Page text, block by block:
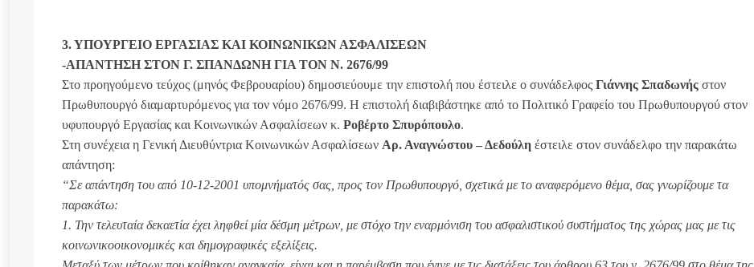
3. ΥΠΟΥΡΓΕΙΟ ΕΡΓΑΣΙΑΣ ΚΑΙ ΚΟΙΝΩΝΙΚΩΝ ΑΣΦΑΛΙΣΕΩΝ
-ΑΠΑΝΤΗΣΗ ΣΤΟΝ Γ. ΣΠΑΝΔΩΝΗ ΓΙΑ ΤΟΝ Ν. 2676/99
Στο προηγούμενο τεύχος (μηνός Φεβρουαρίου) δημοσιεύουμε την επιστολή που έστειλε ο συνάδελφος Γιάννης Σπαδωνής στον
Πρωθυπουργό διαμαρτυρόμενος για τον νόμο 2676/99. Η επιστολή διαβιβάστηκε από το Πολιτικό Γραφείο του Πρωθυπουργού στον
υφυπουργό Εργασίας και Κοινωνικών Ασφαλίσεων κ. Ροβέρτο Σπυρόπουλο.
Στη συνέχεια η Γενική Διευθύντρια Κοινωνικών Ασφαλίσεων Αρ. Αναγνώστου – Δεδούλη έστειλε στον συνάδελφο την παρακάτω
απάντηση:
“Σε απάντηση του από 10-12-2001 υπομνήματός σας, προς τον Πρωθυπουργό, σχετικά με το αναφερόμενο θέμα, σας γνωρίζουμε τα
παρακάτω:
1. Την τελευταία δεκαετία έχει ληφθεί μία δέσμη μέτρων, με στόχο την εναρμόνιση του ασφαλιστικού συστήματος της χώρας μας με τις
κοινωνικοοικονομικές και δημογραφικές εξελίξεις.